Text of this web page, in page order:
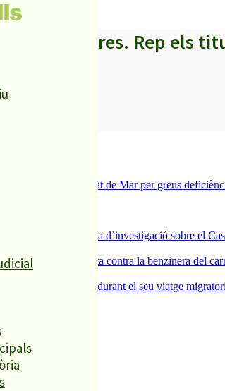
no et perdis res. Rep els
menjar ràpid a Malgrat de Mar per greus
SETMANA
la primera beca d’investigació sobre el
refermen la seva lluita contra la benzinera del
fa parada a Palafolls durant el seu viatge migratori
SETMANA